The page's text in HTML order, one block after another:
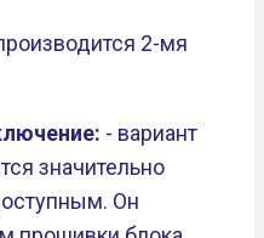
2-мя
- вариант
значительно
Он